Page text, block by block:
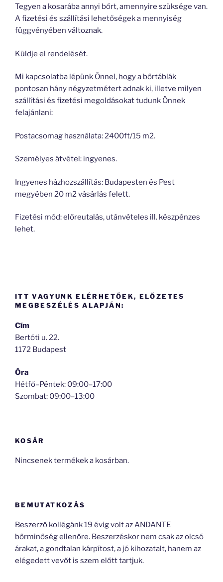
Tegyen a kosarába annyi bőrt, amennyire szüksége van.
A fizetési és szállítási lehetőségek a mennyiség
függvényében változnak.
Küldje el rendelését.
Mi kapcsolatba lépünk Önnel, hogy a bőrtáblák
pontosan hány négyzetmétert adnak ki, illetve milyen
szállítási és fizetési megoldásokat tudunk Önnek
felajánlani:
Postacsomag használata: 2400ft/15 m2.
Személyes átvétel: ingyenes.
Ingyenes házhozszállítás: Budapesten és Pest
megyében 20 m2 vásárlás felett.
Fizetési mód: előreutalás, utánvételes ill. készpénzes
lehet.
ITT VAGYUNK ELÉRHETŐEK, ELŐZETES
MEGBESZÉLÉS ALAPJÁN:
Cím
Bertóti u. 22.
1172 Budapest
Óra
Hétfő–Péntek: 09:00–17:00
Szombat: 09:00–13:00
KOSÁR
Nincsenek termékek a kosárban.
BEMUTATKOZÁS
Beszerző kollégánk 19 évig volt az ANDANTE
bőrminőség ellenőre. Beszerzéskor nem csak az olcsó
árakat, a gondtalan kárpítost, a jó kihozatalt, hanem az
elégedett vevőt is szem előtt tartjuk.